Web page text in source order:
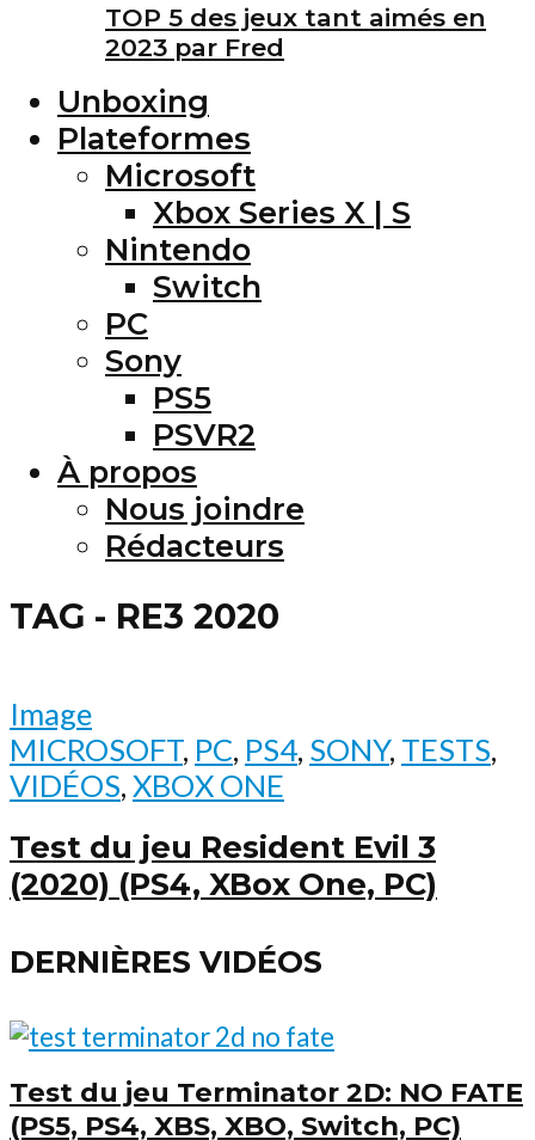
TOP 5 des jeux tant aimés en
2023 par Fred
Unboxing
Plateformes
Microsoft
Xbox Series X | S
Nintendo
Switch
PC
Sony
PS5
PSVR2
À propos
Nous joindre
Rédacteurs
TAG - RE3 2020
Image
MICROSOFT, PC, PS4, SONY, TESTS,
VIDÉOS, XBOX ONE
Test du jeu Resident Evil 3
(2020) (PS4, XBox One, PC)
DERNIÈRES VIDÉOS
Test du jeu Terminator 2D: NO FATE
(PS5, PS4, XBS, XBO, Switch, PC)